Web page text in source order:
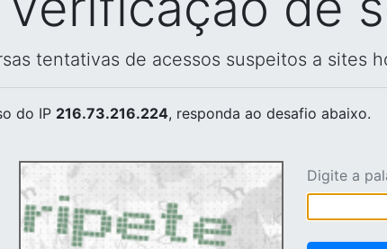
tentativas de acessos suspeitos a sites
do IP 216.73.216.224, responda ao desafio abaixo.
Digite a